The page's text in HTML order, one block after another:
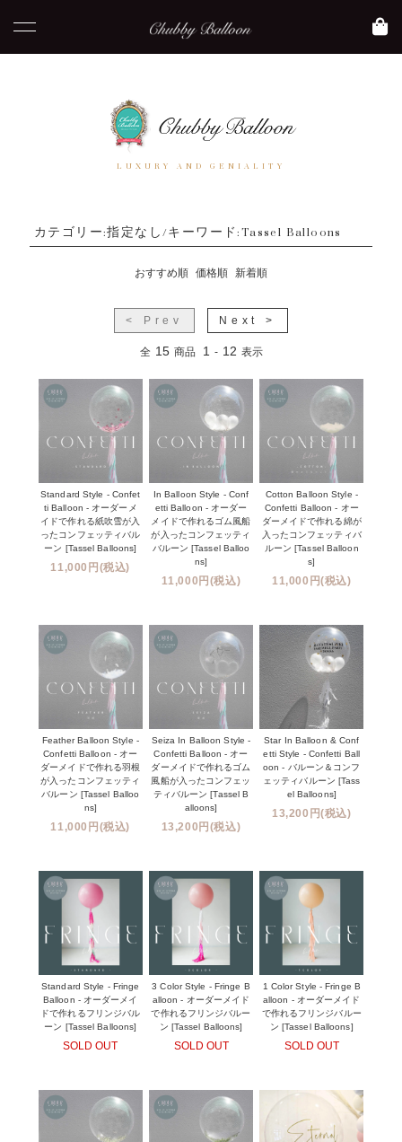
LUXURY AND GENIALITY
カテゴリー:指定なし/キーワード:Tassel Balloons
おすすめ順 価格順 新着順
< Prev Next >
全 15 商品 1 - 12 表示
Standard Style - Confet
ti Balloon - オーダーメ
イドで作れる紙吹雪が入
ったコンフェッティバル
ーン [Tassel Balloons]
11,000円(税込)
In Balloon Style - Conf
etti Balloon - オーダー
メイドで作れるゴム風船
が入ったコンフェッティ
バルーン [Tassel Balloo
ns]
11,000円(税込)
Cotton Balloon Style -
Confetti Balloon - オー
ダーメイドで作れる綿が
入ったコンフェッティバ
ルーン [Tassel Balloon
s]
11,000円(税込)
Feather Balloon Style -
Confetti Balloon - オー
ダーメイドで作れる羽根
が入ったコンフェッティ
バルーン [Tassel Balloo
ns]
11,000円(税込)
Seiza In Balloon Style -
Confetti Balloon - オー
ダーメイドで作れるゴム
風船が入ったコンフェッ
ティバルーン [Tassel B
alloons]
13,200円(税込)
Star In Balloon & Conf
etti Style - Confetti Ball
oon - バルーン＆コンフ
ェッティバルーン [Tass
el Balloons]
13,200円(税込)
Standard Style - Fringe
Balloon - オーダーメイ
ドで作れるフリンジバル
ーン [Tassel Balloons]
SOLD OUT
3 Color Style - Fringe B
alloon - オーダーメイド
で作れるフリンジバルー
ン [Tassel Balloons]
SOLD OUT
1 Color Style - Fringe B
alloon - オーダーメイド
で作れるフリンジバルー
ン [Tassel Balloons]
SOLD OUT